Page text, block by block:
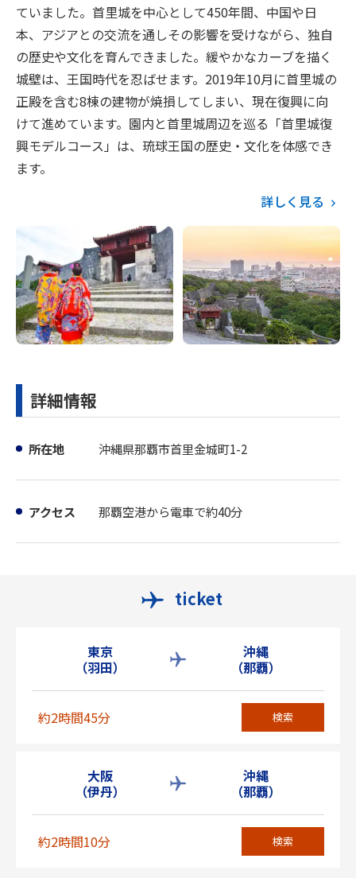
ていました。首里城を中心として450年間、中国や日
本、アジアとの交流を通しその影響を受けながら、独自
の歴史や文化を育んできました。緩やかなカーブを描く
城壁は、王国時代を忍ばせます。2019年10月に首里城の
正殿を含む8棟の建物が焼損してしまい、現在復興に向
けて進めています。園内と首里城周辺を巡る「首里城復
興モデルコース」は、琉球王国の歴史・文化を体感でき
ます。
詳しく見る
詳細情報
所在地 沖縄県那覇市首里金城町1-2
アクセス 那覇空港から電車で約40分
ticket
東京
（羽田）
沖縄
（那覇）
約2時間45分 検索
大阪
（伊丹）
沖縄
（那覇）
約2時間10分 検索